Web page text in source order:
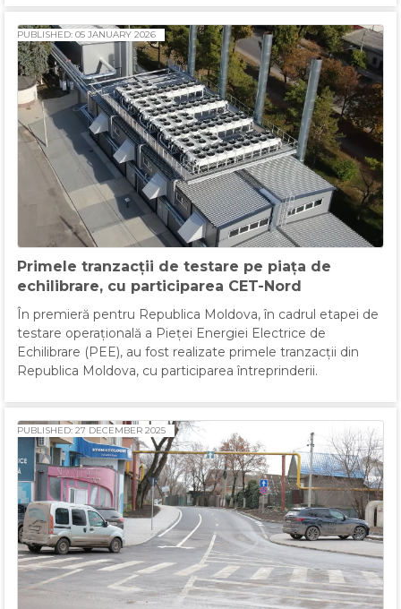
Primele tranzacții de testare pe piața de
echilibrare, cu participarea CET-Nord
PUBLISHED: 05 JANUARY 2026
În premieră pentru Republica Moldova, în cadrul etapei de
testare operațională a Pieței Energiei Electrice de
Echilibrare (PEE), au fost realizate primele tranzacții din
Republica Moldova, cu participarea întreprinderii.
PUBLISHED: 27 DECEMBER 2025